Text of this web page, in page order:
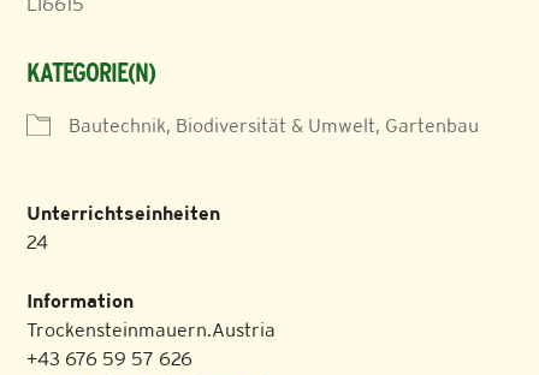
KATEGORIE(N)
Bautechnik, Biodiversität & Umwelt, Gartenbau
Unterrichtseinheiten
24
Information
Trockensteinmauern.Austria
+43 676 59 57 626